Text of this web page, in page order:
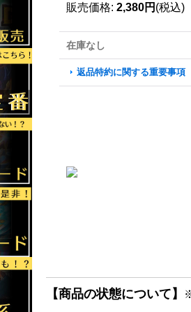
販売価格: 2,380円 (税込)
在庫なし
返品特約に関する重要事項
【商品の状態について】